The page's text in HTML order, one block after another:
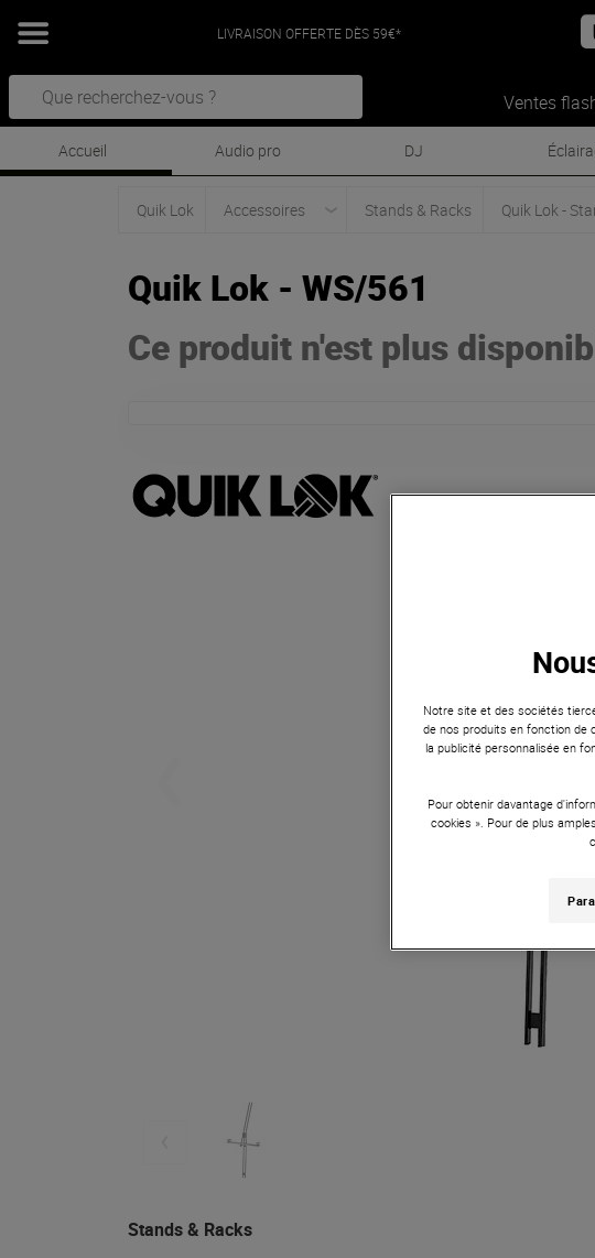
LIVRAISON OFFERTE DÈS 59€*
Ventes
Accueil Audio pro DJ
Quik Lok Accessoires Stands & Racks Quik Lok -
Quik Lok - WS/561
Ce produit n'est plus
Stands & Racks
Notre site et des sociétés
de nos produits en fonction de
la publicité personnalisée en
Pour obtenir davantage
cookies ». Pour de plus